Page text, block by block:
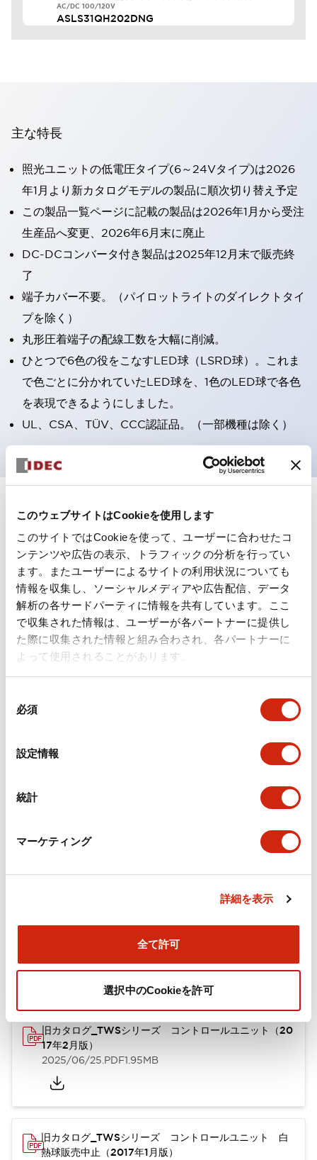
このウェブサイトはCookieを使用します
このサイトではCookieを使って、ユーザーに合わせたコ
ンテンツや広告の表示、トラフィックの分析を行ってい
ます。またユーザーによるサイトの利用状況についても
情報を収集し、ソーシャルメディアや広告配信、データ
解析の各サードパーティに情報を共有しています。ここ
で収集された情報は、ユーザーが各パートナーに提供し
た際に収集された情報と組み合わされ、各パートナーに
よって使用されることがあります。
必須
設定情報
統計
マーケティング
詳細を表示
全て許可
選択中のCookieを許可
AC/DC 100/120V
ASLS31QH202DNG
主な特長
照光ユニットの低電圧タイプ(6～24Vタイプ)は2026
年1月より新カタログモデルの製品に順次切り替え予定
この製品一覧ページに記載の製品は2026年1月から受注
生産品へ変更、2026年6月末に廃止
DC-DCコンバータ付き製品は2025年12月末で販売終
了
端子カバー不要。（パイロットライトのダイレクトタイ
プを除く）
丸形圧着端子の配線工数を大幅に削減。
ひとつで6色の役をこなすLED球（LSRD球）。これま
で色ごとに分かれていたLED球を、1色のLED球で各色
を表現できるようにしました。
UL、CSA、TÜV、CCC認証品。（一部機種は除く）
仕様
形状仕様
電気的仕様(照光部定格)
環境仕様
機能仕様
旧カタログ_TWSシリーズ コントロールユニット（20
25年4月版）（日本語）
2.37MB
旧カタログ_TWSシリーズ コントロールユニット（20
17年2月版）
2025/06/25.PDF1.95MB
旧カタログ_TWSシリーズ コントロールユニット 白
熱球販売中止（2017年1月版）